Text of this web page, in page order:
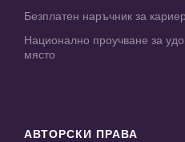
Безплатен наръчник за
Национално проучване за
място
АВТОРСКИ ПРАВА